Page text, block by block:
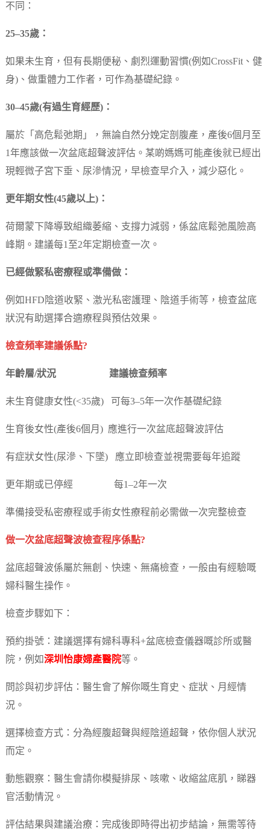
不同：
25–35歲：
如果未生育，但有長期便秘、劇烈運動習慣(例如CrossFit、健
身)、做重體力工作者，可作為基礎紀錄。
30–45歲(有過生育經歷)：
屬於「高危鬆弛期」，無論自然分娩定剖腹產，產後6個月至
1年應該做一次盆底超聲波評估。某啲媽媽可能產後就已經出
現輕微子宮下垂、尿滲情況，早檢查早介入，減少惡化。
更年期女性(45歲以上)：
荷爾蒙下降導致組織萎縮、支撐力減弱，係盆底鬆弛風險高
峰期。建議每1至2年定期檢查一次。
已經做緊私密療程或準備做：
例如HFD陰道收緊、激光私密護理、陰道手術等，檢查盆底
狀況有助選擇合適療程與預估效果。
檢查頻率建議係點?
年齡層/狀況 建議檢查頻率
未生育健康女性(<35歲) 可每3–5年一次作基礎紀錄
生育後女性(產後6個月) 應進行一次盆底超聲波評估
有症狀女性(尿滲、下墜) 應立即檢查並視需要每年追蹤
更年期或已停經 每1–2年一次
準備接受私密療程或手術女性療程前必需做一次完整檢查
做一次盆底超聲波檢查程序係點?
盆底超聲波係屬於無創、快速、無痛檢查，一般由有經驗嘅
婦科醫生操作。
檢查步驟如下：
預約掛號：建議選擇有婦科專科+盆底檢查儀器嘅診所或醫
院，例如深圳怡康婦產醫院等。
問診與初步評估：醫生會了解你嘅生育史、症狀、月經情
況。
選擇檢查方式：分為經腹超聲與經陰道超聲，依你個人狀況
而定。
動態觀察：醫生會請你模擬排尿、咳嗽、收縮盆底肌，睇器
官活動情況。
評估結果與建議治療：完成後即時得出初步結論，無需等待